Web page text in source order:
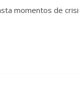
momentos de